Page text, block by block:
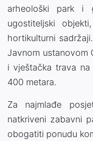
arheološki park i
ugostiteljski
hortikulturni
Javnom ustanovom
i vještačka trava
400 metara.
Za najmlađe
natkriveni zabavni
obogatiti ponudu